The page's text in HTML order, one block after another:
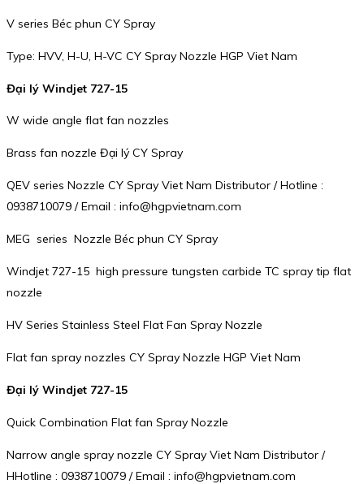
V series Béc phun CY Spray
Type: HVV, H-U, H-VC CY Spray Nozzle HGP Viet Nam
Đại lý Windjet 727-15
W wide angle flat fan nozzles
Brass fan nozzle Đại lý CY Spray
QEV series Nozzle CY Spray Viet Nam Distributor / Hotline :
0938710079 / Email : info@hgpvietnam.com
MEG series Nozzle Béc phun CY Spray
Windjet 727-15 high pressure tungsten carbide TC spray tip flat
nozzle
HV Series Stainless Steel Flat Fan Spray Nozzle
Flat fan spray nozzles CY Spray Nozzle HGP Viet Nam
Đại lý Windjet 727-15
Quick Combination Flat fan Spray Nozzle
Narrow angle spray nozzle CY Spray Viet Nam Distributor /
HHotline : 0938710079 / Email : info@hgpvietnam.com